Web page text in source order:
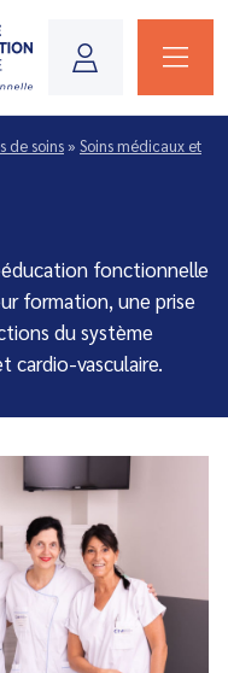
de soins» Soins médicaux et
fonctionnelle
formation, une prise
du système
cardio-vasculaire.